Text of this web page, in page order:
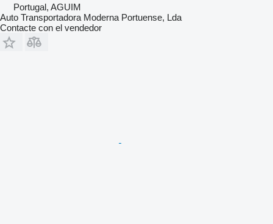
Portugal, AGUIM
Auto Transportadora Moderna Portuense, Lda
Contacte con el vendedor